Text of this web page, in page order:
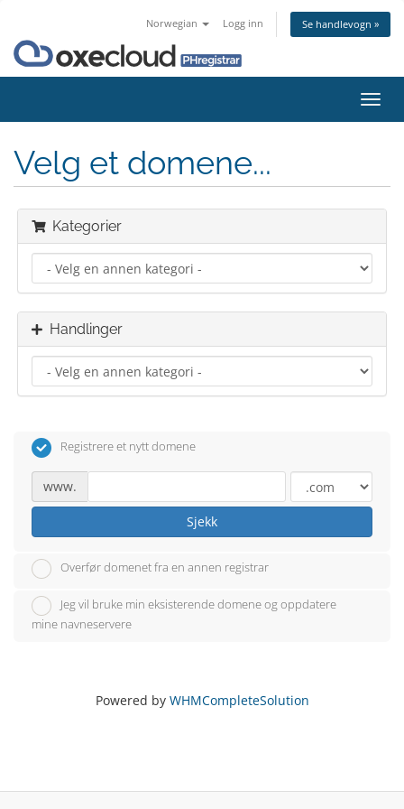
Norwegian Logg inn Se handlevogn »
Bytt
Velg et domene...
Kategorier
Handlinger
Registrere et nytt domene
www.
Sjekk
Overfør domenet fra en annen registrar
Jeg vil bruke min eksisterende domene og oppdatere
mine navneservere
Powered by WHMCompleteSolution